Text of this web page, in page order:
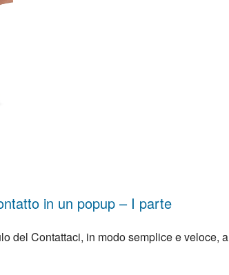
in un popup – I parte
del Contattaci, in modo semplice e veloce, a